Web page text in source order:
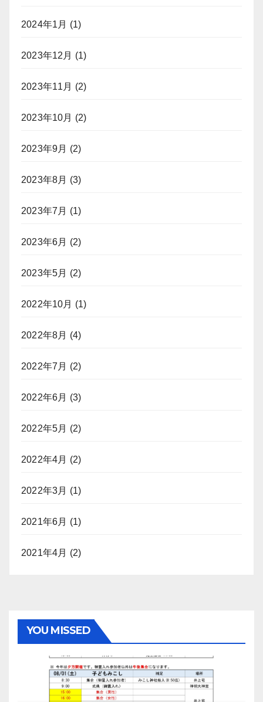
2024年1月 (1)
2023年12月 (1)
2023年11月 (2)
2023年10月 (2)
2023年9月 (2)
2023年8月 (3)
2023年7月 (1)
2023年6月 (2)
2023年5月 (2)
2022年10月 (1)
2022年8月 (4)
2022年7月 (2)
2022年6月 (3)
2022年5月 (2)
2022年4月 (2)
2022年3月 (1)
2021年6月 (1)
2021年4月 (2)
YOU MISSED